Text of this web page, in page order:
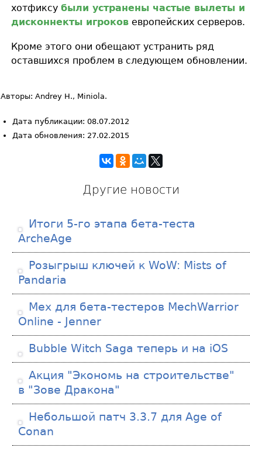
хотфиксу были устранены частые вылеты и
дисконнекты игроковевропейских серверов.
Кроме этого они обещают устранить ряд
оставшихся проблем в следующем обновлении.
Авторы: Andrey H., Miniola.
Дата публикации: 08.07.2012
Дата обновления: 27.02.2015
Другие новости
Итоги 5-го этапа бета-теста
ArcheAge
Розыгрыш ключей к WoW: Mists of
Pandaria
Мех для бета-тестеров MechWarrior
Online - Jenner
Bubble Witch Saga теперь и на iOS
Акция "Экономь на строительстве"
в "Зове Дракона"
Небольшой патч 3.3.7 для Age of
Conan